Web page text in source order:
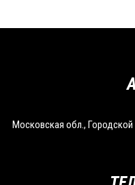
Московская обл.,